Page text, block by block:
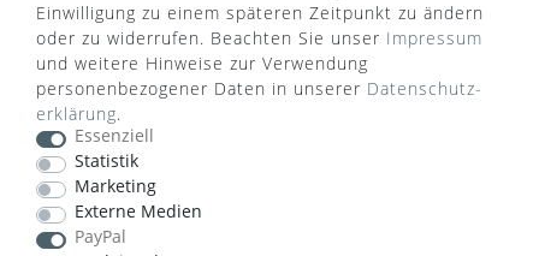
WUSSTEN SIE SCHON?
Das Käufersiegel des Händlerbunds garantiert Ihnen
100%.-ige Zahlungssicherheit, größtmöglichen
Datenschutz und Geld-zurück-Garantie bei Nicht-
oder Falschlieferung.
Einwilligung zu einem späteren Zeitpunkt zu ändern
oder zu widerrufen. Beachten Sie unser Impressum
und weitere Hinweise zur Verwendung
personenbezogener Daten in unserer Daten­schutz­
erklärung.
Essenziell
Statistik
Marketing
Externe Medien
PayPal